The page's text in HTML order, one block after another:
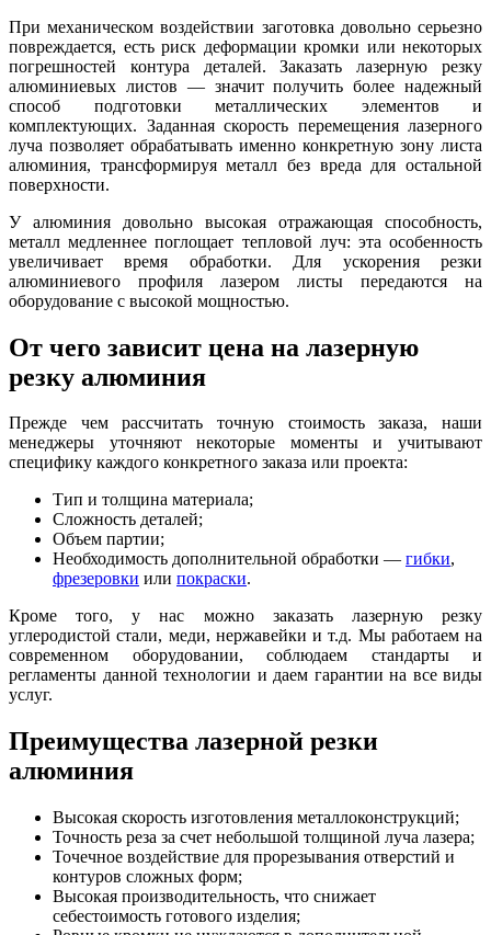
При механическом воздействии заготовка довольно серьезно
повреждается, есть риск деформации кромки или некоторых
погрешностей контура деталей. Заказать лазерную резку
алюминиевых листов — значит получить более надежный
способ подготовки металлических элементов и
комплектующих. Заданная скорость перемещения лазерного
луча позволяет обрабатывать именно конкретную зону листа
алюминия, трансформируя металл без вреда для остальной
поверхности.
У алюминия довольно высокая отражающая способность,
металл медленнее поглощает тепловой луч: эта особенность
увеличивает время обработки. Для ускорения резки
алюминиевого профиля лазером листы передаются на
оборудование с высокой мощностью.
От чего зависит цена на лазерную
резку алюминия
Прежде чем рассчитать точную стоимость заказа, наши
менеджеры уточняют некоторые моменты и учитывают
специфику каждого конкретного заказа или проекта:
Тип и толщина материала;
Сложность деталей;
Объем партии;
Необходимость дополнительной обработки — гибки,
фрезеровки или покраски.
Кроме того, у нас можно заказать лазерную резку
углеродистой стали, меди, нержавейки и т.д. Мы работаем на
современном оборудовании, соблюдаем стандарты и
регламенты данной технологии и даем гарантии на все виды
услуг.
Преимущества лазерной резки
алюминия
Высокая скорость изготовления металлоконструкций;
Точность реза за счет небольшой толщиной луча лазера;
Точечное воздействие для прорезывания отверстий и
контуров сложных форм;
Высокая производительность, что снижает
себестоимость готового изделия;